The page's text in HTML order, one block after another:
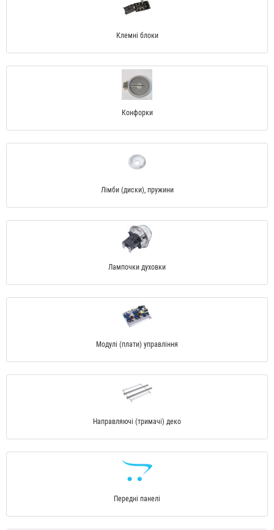
Клемні блоки
Конфорки
Лімби (диски), пружини
Лампочки духовки
Модулі (плати) управління
Направляючі (тримачі) деко
Передні панелі